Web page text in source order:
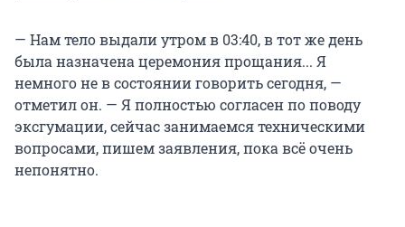
— Нам тело выдали утром в 03:40, в тот же день
была назначена церемония прощания... Я
немного не в состоянии говорить сегодня, —
отметил он. — Я полностью согласен по поводу
эксгумации, сейчас занимаемся техническими
вопросами, пишем заявления, пока всё очень
непонятно.